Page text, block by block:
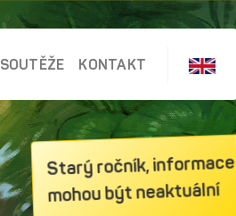
SOUTĚŽE KONTAKT
Starý ročník, informace
mohou být neaktuální